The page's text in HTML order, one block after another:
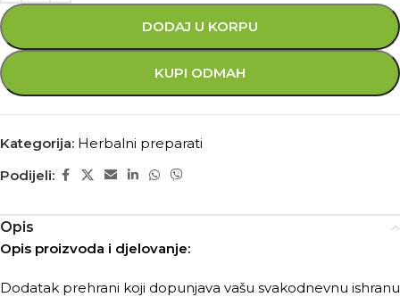
DODAJ U KORPU
KUPI ODMAH
Kategorija: Herbalni preparati
Podijeli:
Opis
Opis proizvoda i djelovanje:
Dodatak prehrani koji dopunjava vašu svakodnevnu ishranu